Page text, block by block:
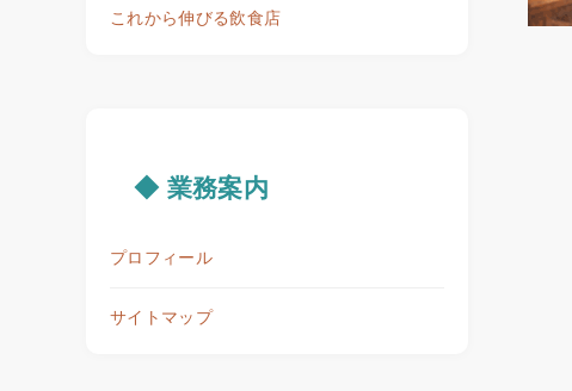
これから伸びる飲食店
◆ 業務案内
プロフィール
サイトマップ